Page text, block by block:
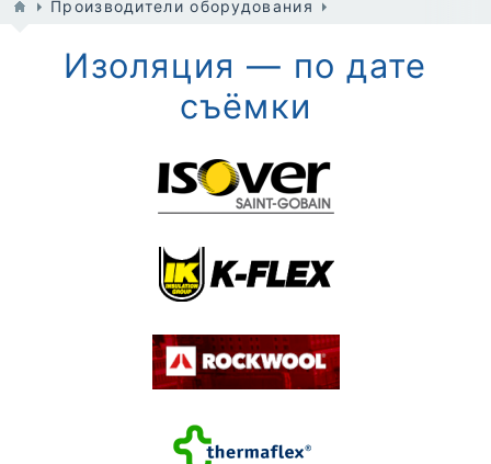
Производители оборудования
Изоляция — по дате
съёмки